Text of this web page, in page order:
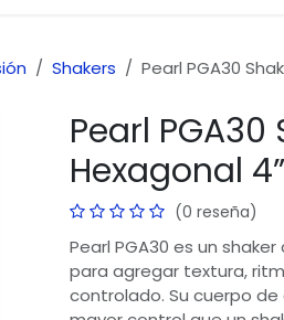
Shakers Pearl PGA30
Pearl
Hexagonal 4”
(0 reseña)
Pearl PGA30 es un
para agregar textura,
controlado. Su cuerpo